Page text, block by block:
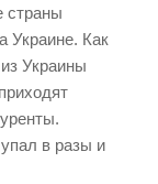
страны
Украине. Как
Украины
в разы и